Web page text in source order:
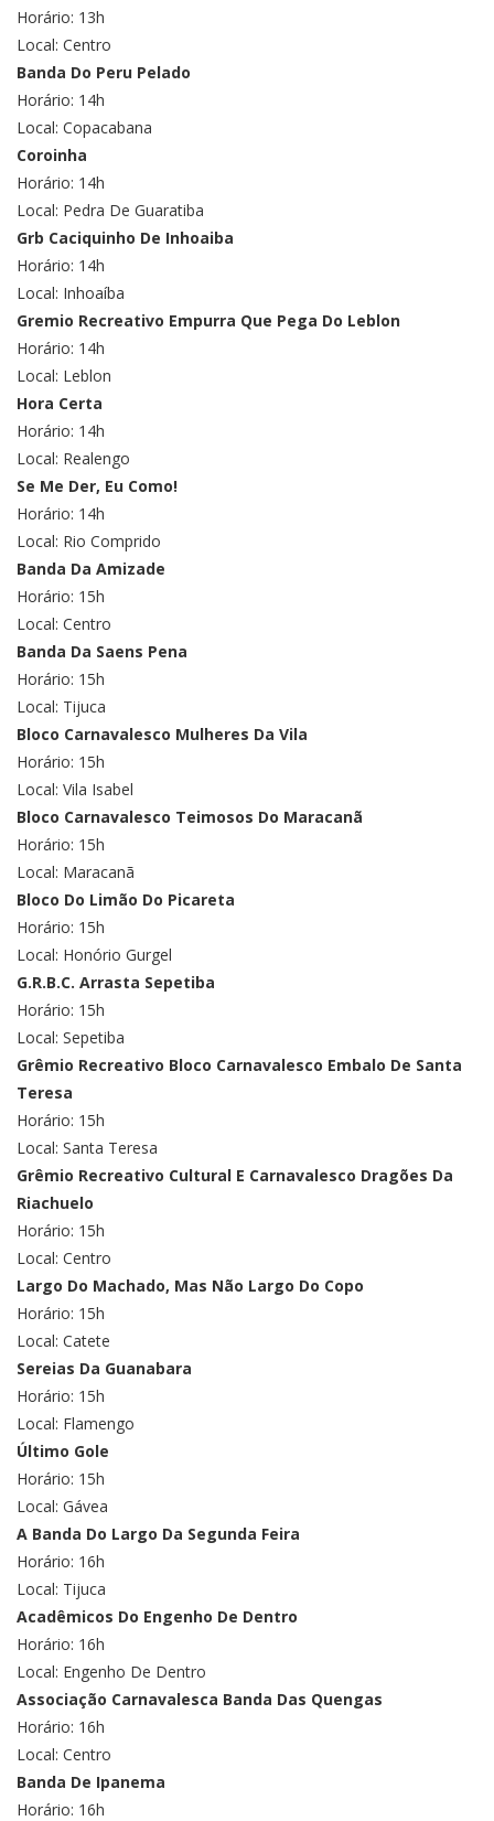
Horário: 13h
Local: Centro
Banda Do Peru Pelado
Horário: 14h
Local: Copacabana
Coroinha
Horário: 14h
Local: Pedra De Guaratiba
Grb Caciquinho De Inhoaiba
Horário: 14h
Local: Inhoaíba
Gremio Recreativo Empurra Que Pega Do Leblon
Horário: 14h
Local: Leblon
Hora Certa
Horário: 14h
Local: Realengo
Se Me Der, Eu Como!
Horário: 14h
Local: Rio Comprido
Banda Da Amizade
Horário: 15h
Local: Centro
Banda Da Saens Pena
Horário: 15h
Local: Tijuca
Bloco Carnavalesco Mulheres Da Vila
Horário: 15h
Local: Vila Isabel
Bloco Carnavalesco Teimosos Do Maracanã
Horário: 15h
Local: Maracanã
Bloco Do Limão Do Picareta
Horário: 15h
Local: Honório Gurgel
G.R.B.C. Arrasta Sepetiba
Horário: 15h
Local: Sepetiba
Grêmio Recreativo Bloco Carnavalesco Embalo De Santa
Teresa
Horário: 15h
Local: Santa Teresa
Grêmio Recreativo Cultural E Carnavalesco Dragões Da
Riachuelo
Horário: 15h
Local: Centro
Largo Do Machado, Mas Não Largo Do Copo
Horário: 15h
Local: Catete
Sereias Da Guanabara
Horário: 15h
Local: Flamengo
Último Gole
Horário: 15h
Local: Gávea
A Banda Do Largo Da Segunda Feira
Horário: 16h
Local: Tijuca
Acadêmicos Do Engenho De Dentro
Horário: 16h
Local: Engenho De Dentro
Associação Carnavalesca Banda Das Quengas
Horário: 16h
Local: Centro
Banda De Ipanema
Horário: 16h